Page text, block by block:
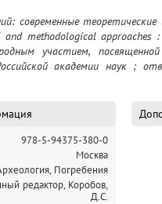
methodological approaches
участием,
академии наук ;
978-5-94375-380-0
Москва
Погребения
редактор, Коробов,
Д.С.